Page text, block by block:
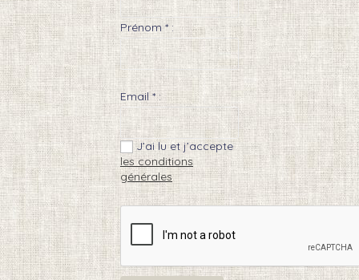
Prénom * :
Email * :
J’ai lu et j’accepte
les conditions
générales